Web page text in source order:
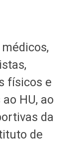
físicos e
HU, ao
da
de